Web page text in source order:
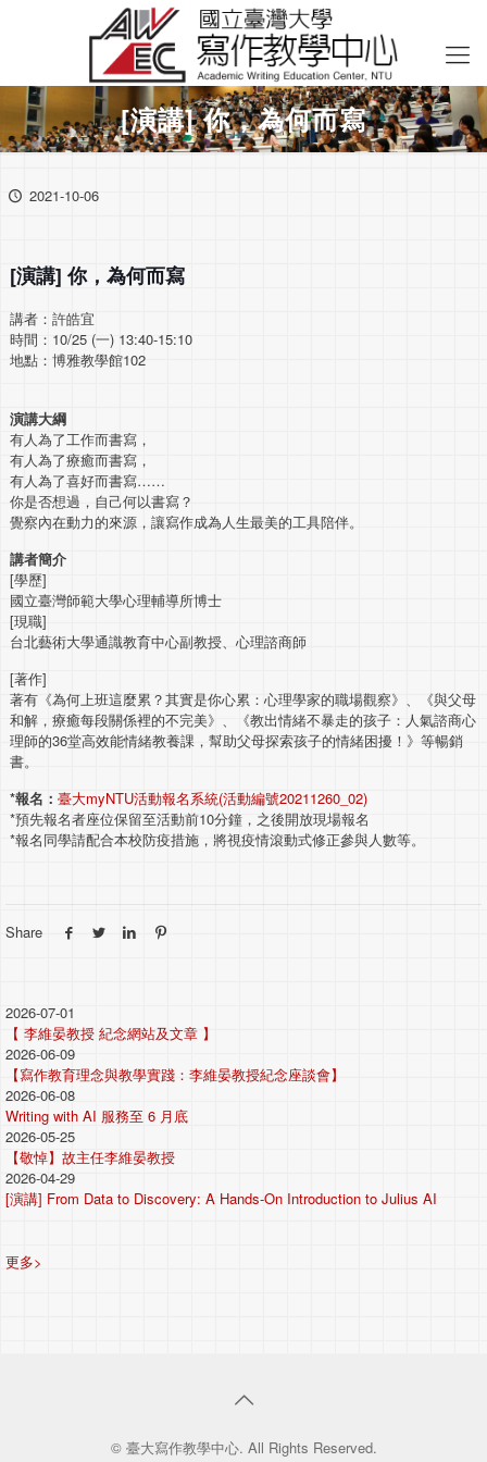
[演講] 你，為何而寫
2021-10-06
[演講] 你，為何而寫
講者：許皓宜
時間：10/25 (一) 13:40-15:10
地點：博雅教學館102
演講大綱
有人為了工作而書寫，
有人為了療癒而書寫，
有人為了喜好而書寫……
你是否想過，自己何以書寫？
覺察內在動力的來源，讓寫作成為人生最美的工具陪伴。
講者簡介
[學歷]
國立臺灣師範大學心理輔導所博士
[現職]
台北藝術大學通識教育中心副教授、心理諮商師
[著作]
著有《為何上班這麼累？其實是你心累：心理學家的職場觀察》、《與父母
和解，療癒每段關係裡的不完美》、《教出情緒不暴走的孩子：人氣諮商心
理師的36堂高效能情緒教養課，幫助父母探索孩子的情緒困擾！》等暢銷
書。
*報名：臺大myNTU活動報名系統(活動編號20211260_02)
*預先報名者座位保留至活動前10分鐘，之後開放現場報名
*報名同學請配合本校防疫措施，將視疫情滾動式修正參與人數等。
Share
2026-07-01
【 李維晏教授 紀念網站及文章 】
2026-06-09
【寫作教育理念與教學實踐：李維晏教授紀念座談會】
2026-06-08
Writing with AI 服務至 6 月底
2026-05-25
【敬悼】故主任李維晏教授
2026-04-29
[演講] From Data to Discovery: A Hands-On Introduction to Julius AI
更多>
© 臺大寫作教學中心. All Rights Reserved.